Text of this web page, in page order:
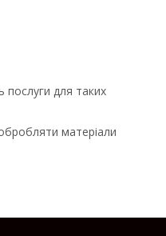
послуги для таких
матеріали